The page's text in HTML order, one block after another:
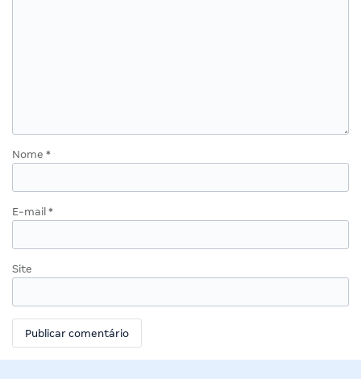
Nome *
E-mail *
Site